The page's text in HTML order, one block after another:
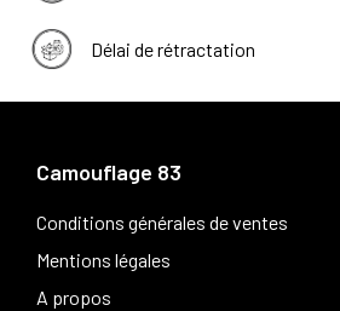
Délai de rétractation
Camouflage 83
Conditions générales de ventes
Mentions légales
A propos